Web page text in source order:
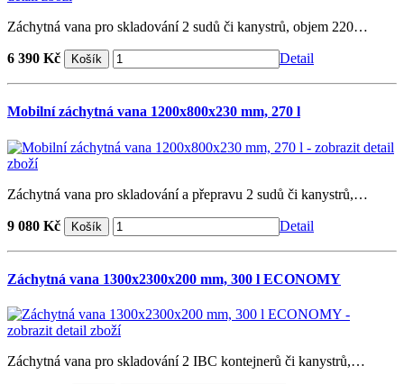
Záchytná vana pro skladování 2 sudů či kanystrů, objem 220…
6 390 Kč Detail
Mobilní záchytná vana 1200x800x230 mm, 270 l
Záchytná vana pro skladování a přepravu 2 sudů či kanystrů,…
9 080 Kč Detail
Záchytná vana 1300x2300x200 mm, 300 l ECONOMY
Záchytná vana pro skladování 2 IBC kontejnerů či kanystrů,…